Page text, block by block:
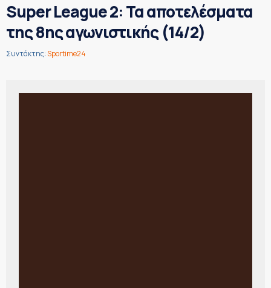
Super League 2: Τα αποτελέσματα
της 8ης αγωνιστικής (14/2)
Συντάκτης:Sportime24